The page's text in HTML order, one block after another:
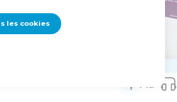
All rights reserved worldwide.
les cookies